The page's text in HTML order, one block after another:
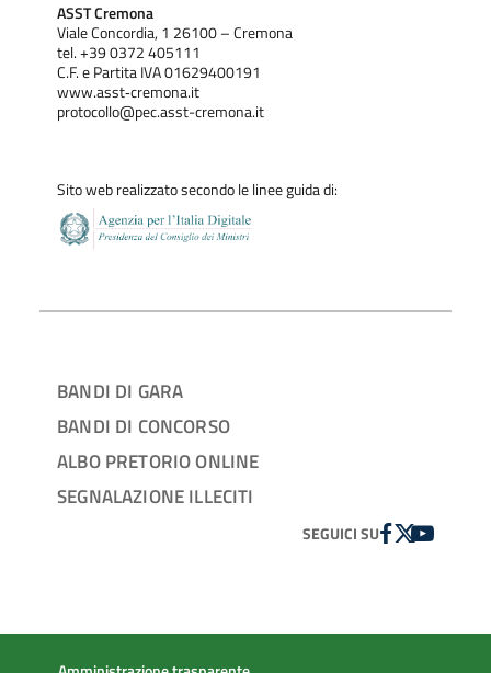
ASST Cremona
Viale Concordia, 1 26100 – Cremona
tel. +39 0372 405111
C.F. e Partita IVA 01629400191
www.asst‐cremona.it
protocollo@pec.asst-cremona.it
Sito web realizzato secondo le linee guida di:
BANDI DI GARA
BANDI DI CONCORSO
ALBO PRETORIO ONLINE
SEGNALAZIONE ILLECITI
SEGUICI SUFACEBOOK
TWITTER
YOUTUBE